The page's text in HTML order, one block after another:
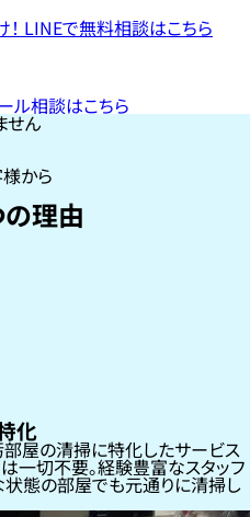
LINEで無料相談はこちら
ル相談はこちら
せん
から
理由
化
屋の清掃に特化したサービス
一切不要。経験豊富なスタッフ
態の部屋でも元通りに清掃し